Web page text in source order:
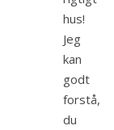
hus!
Jeg
kan
godt
forstå,
du